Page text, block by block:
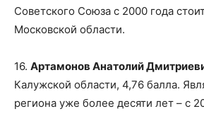
Советского Союза с 2000 года
Московской области.
16. Артамонов Анатолий
Калужской области, 4,76 балла.
региона уже более десяти лет – с